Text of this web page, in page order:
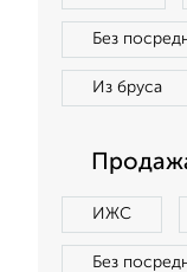
Без
Из бруса
ИЖС
Без